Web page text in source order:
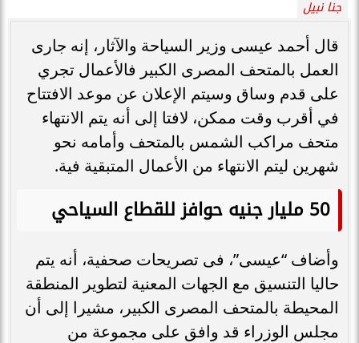
جنا نبيل
قال أحمد عيسى وزير السياحة والآثار، إنه جارى
العمل بالمتحف المصرى الكبير فالأعمال تجري
على قدم وساق وسيتم الإعلان عن موعد الافتتاح
في أقرب وقت ممكن، لافتا إلى أنه يتم الانتهاء
متحف مراكب الشمس بالمتحف وأمامه نحو
شهرين ليتم الانتهاء من الأعمال المتبقية فية.
50 مليار جنيه حوافز للقطاع السياحي
وأضاف “عيسى”، فى تصريحات صحفية، أنه يتم
حاليا التنسيق مع الجهات المعنية لتطوير المنطقة
المحيطة بالمتحف المصرى الكبير، مشيرا إلى أن
مجلس الوزراء قد وافق على مجموعة من